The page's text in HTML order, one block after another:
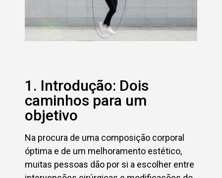
1. Introdução: Dois
caminhos para um
objetivo
Na procura de uma composição corporal
óptima e de um melhoramento estético,
muitas pessoas dão por si a escolher entre